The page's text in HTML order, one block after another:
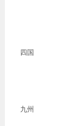
四国
九州